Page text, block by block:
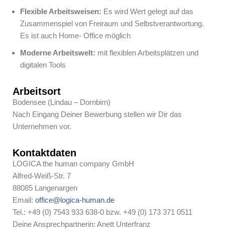
Flexible Arbeitsweisen: Es wird Wert gelegt auf das
Zusammenspiel von Freiraum und Selbstverantwortung.
Es ist auch Home- Office möglich
Moderne Arbeitswelt: mit flexiblen Arbeitsplätzen und
digitalen Tools
Arbeitsort
Bodensee (Lindau – Dornbirn)
Nach Eingang Deiner Bewerbung stellen wir Dir das
Unternehmen vor.
Kontaktdaten
LOGICA the human company GmbH
Alfred-Weiß-Str. 7
88085 Langenargen
Email: office@logica-human.de
Tel.: +49 (0) 7543 933 638-0 bzw. +49 (0) 173 371 0511
Deine Ansprechpartnerin: Anett Unterfranz